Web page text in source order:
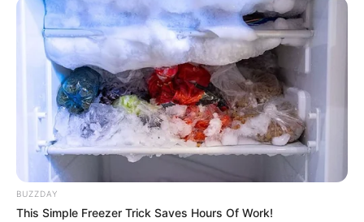
CƏMİYYƏT 674 11.02.2026, 11:00
2026-cı il yanvarın 1-i vəziyyətinə ölkə iqtisadiyyatında
BUZZDAY
This Simple Freezer Trick Saves Hours Of Work!